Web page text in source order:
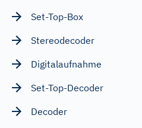
Set-Top-Box
Stereodecoder
Digitalaufnahme
Set-Top-Decoder
Decoder